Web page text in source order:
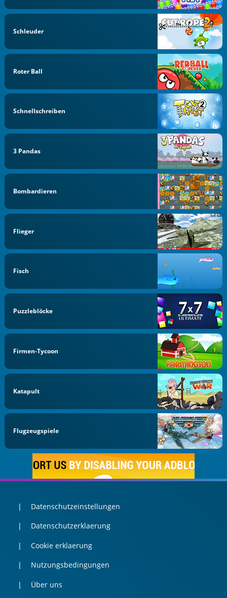
Schleuder
Roter Ball
Schnellschreiben
3 Pandas
Bombardieren
Flieger
Fisch
Puzzleblöcke
Firmen-Tycoon
Katapult
Flugzeugspiele
Datenschutzeinstellungen
Datenschutzerklaerung
Cookie erklaerung
Nutzungsbedingungen
Über uns